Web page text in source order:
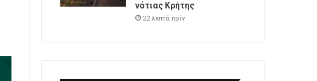
νότιας Κρήτης
22 λεπτά πρίν